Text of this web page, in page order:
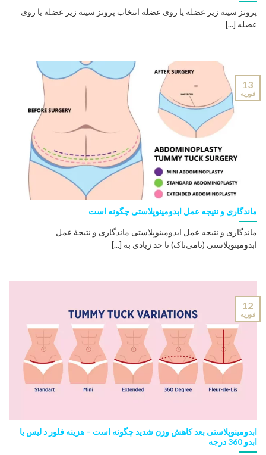
پروتز سینه زیر عضله یا روی عضله انتخاب پروتز سینه زیر عضله یا روی
عضله [...]
ماندگاری و نتیجه عمل ابدومینوپلاستی چگونه است
ماندگاری و نتیجه عمل ابدومینوپلاستی ماندگاری و نتیجهٔ عمل
ابدومینوپلاستی (تامی‌تاک) تا حد زیادی به [...]
13
فوریه
ابدومینوپلاستی بعد کاهش وزن شدید چگونه است – هزینه فلور د لیس یا
ابدو 360 درجه
12
فوریه